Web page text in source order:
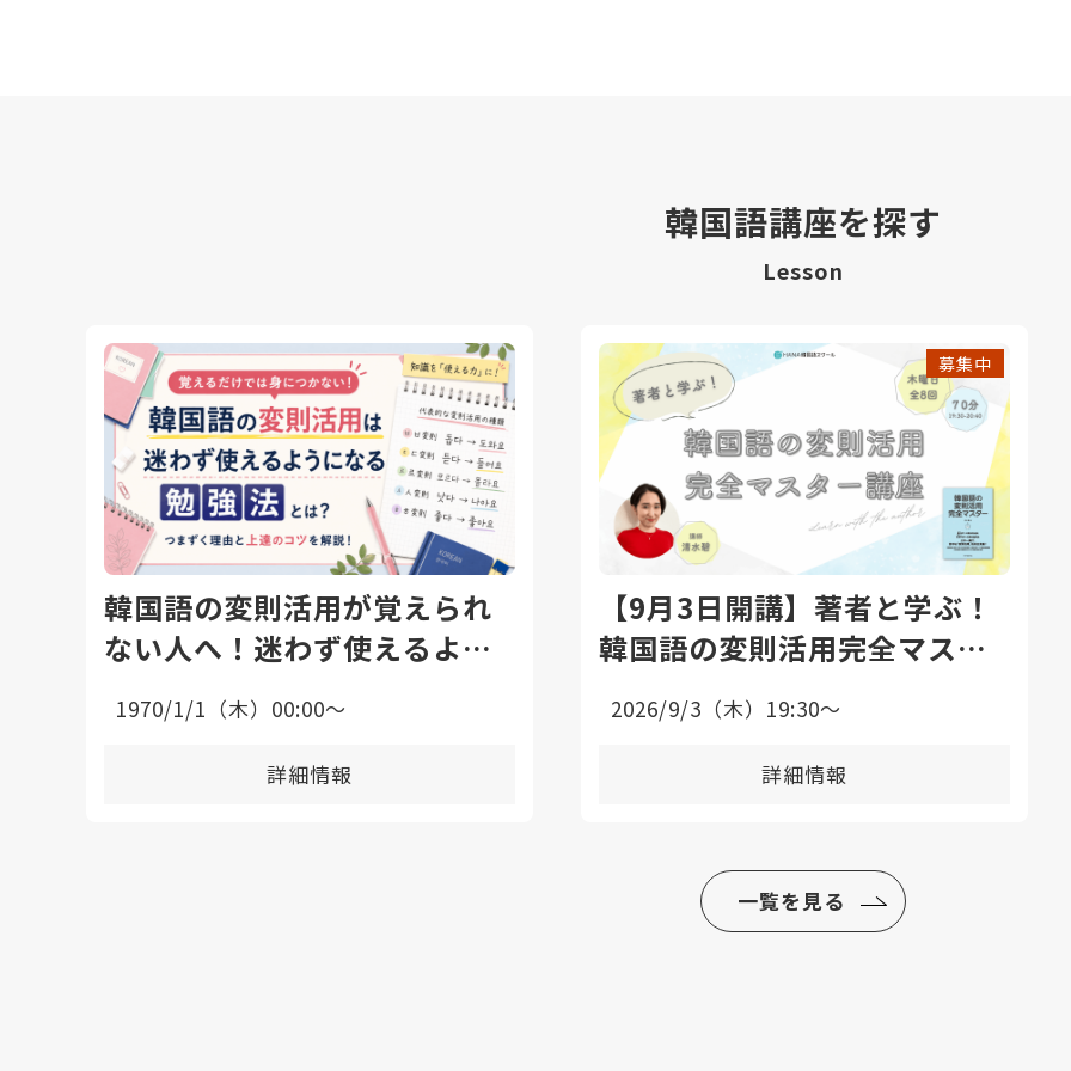
韓国語講座を探す
Lesson
韓国語の変則活用が覚えられ
ない人へ！迷わず使えるよう
1970/1/1（木）00:00〜
詳細情報
募集中
【9月3日開講】著者と学ぶ！
韓国語の変則活用完全マスタ
2026/9/3（木）19:30〜
詳細情報
一覧を見る